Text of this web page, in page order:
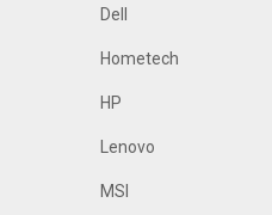
Dell
Hometech
HP
Lenovo
MSI